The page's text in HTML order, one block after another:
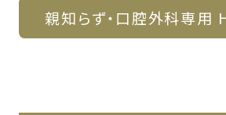
親知らず・口腔外科専用